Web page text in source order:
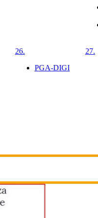
26.
PGA-DIGI
27.